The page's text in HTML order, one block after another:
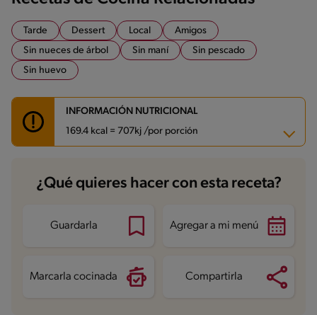
Tarde Dessert Local
Amigos
Sin nueces de árbol
Sin maní
Sin pescado
Sin huevo
INFORMACIÓN NUTRICIONAL
169.4 kcal = 707kj /por porción
Carbohidratos 24.4 g
Energía 169.4 kcal
Proteína
Grasas saturadas 2.6 g
¿Qué quieres hacer con esta receta?
Guardarla Agregar a mi menú
Marcarla cocinada Compartirla